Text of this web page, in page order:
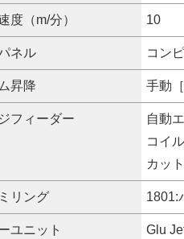
度（m/分） 10
ネル コン
昇降 手動
フィーダー
自動
コイ
カッ
リング 1801:
ユニット
Glu